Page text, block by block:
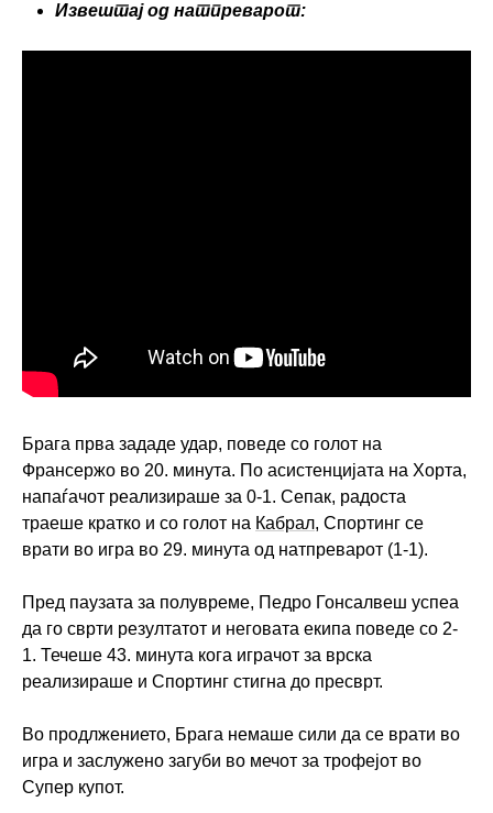
Извештај од натпреварот:
Брага прва зададе удар, поведе со голот на
Франсержо во 20. минута. По асистенцијата на Хорта,
напаѓачот реализираше за 0-1. Сепак, радоста
траеше кратко и со голот на Кабрал, Спортинг се
врати во игра во 29. минута од натпреварот (1-1).
Пред паузата за полувреме, Педро Гонсалвеш успеа
да го сврти резултатот и неговата екипа поведе со 2-
1. Течеше 43. минута кога играчот за врска
реализираше и Спортинг стигна до пресврт.
Во продлжението, Брага немаше сили да се врати во
игра и заслужено загуби во мечот за трофејот во
Супер купот.